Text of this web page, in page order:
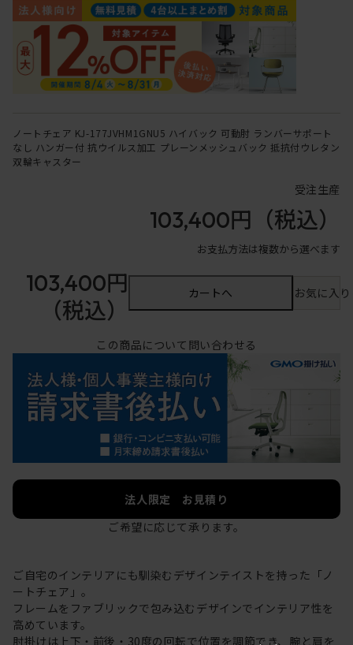
ノートチェア KJ-177JVHM1GNU5 ハイバック 可動肘 ランバーサポート
なし ハンガー付 抗ウイルス加工 プレーンメッシュバック 抵抗付ウレタン
双輪キャスター
受注生産
103,400円 （税込）
お支払方法は複数から選べます
103,400円
（税込）
カートへ お気に入
この商品について問い合わせる
法人限定 お見積り
ご希望に応じて承ります。
ご自宅のインテリアにも馴染むデザインテイストを持った「ノ
ートチェア」。
フレームをファブリックで包み込むデザインでインテリア性を
高めています。
肘掛けは上下・前後・30度の回転で位置を調節でき、腕と肩を